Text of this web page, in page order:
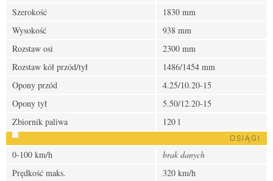
Szerokość
1830 mm
Wysokość
938 mm
Rozstaw osi
2300 mm
Rozstaw kół przód/tył
1486/1454 mm
Opony przód
4.25/10.20-15
Opony tył
5.50/12.20-15
Zbiornik paliwa
120 l
OSIĄGI
0-100 km/h
brak danych
Prędkość maks.
320 km/h